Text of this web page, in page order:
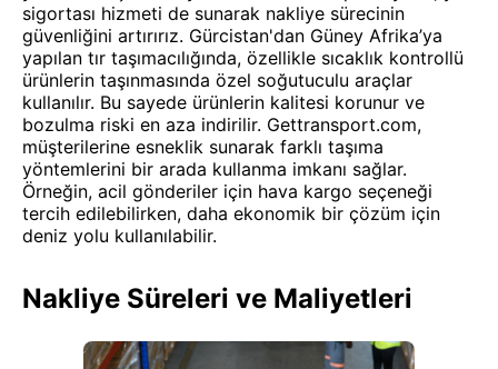
sigortası hizmeti de sunarak nakliye sürecinin
güvenliğini artırırız. Gürcistan'dan Güney Afrika’ya
yapılan tır taşımacılığında, özellikle sıcaklık kontrollü
ürünlerin taşınmasında özel soğutuculu araçlar
kullanılır. Bu sayede ürünlerin kalitesi korunur ve
bozulma riski en aza indirilir. Gettransport.com,
müşterilerine esneklik sunarak farklı taşıma
yöntemlerini bir arada kullanma imkanı sağlar.
Örneğin, acil gönderiler için hava kargo seçeneği
tercih edilebilirken, daha ekonomik bir çözüm için
deniz yolu kullanılabilir.
Nakliye Süreleri ve Maliyetleri